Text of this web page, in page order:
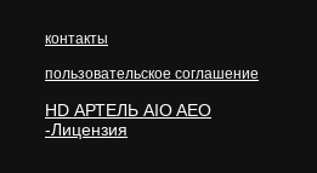
контакты
пользовательское соглашение
HD АРТЕЛЬ AIO AEO
-Лицензия